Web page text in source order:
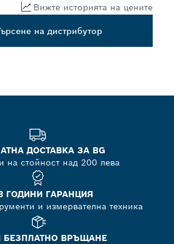
Вижте историята на цените
на дистрибутор
ДОСТАВКА ЗА BG
на стойност над 200 лева
ГОДИНИ ГАРАНЦИЯ
и измервателна техника
БЕЗПЛАТНО ВРЪЩАНЕ